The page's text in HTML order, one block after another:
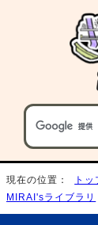
現在の位置： ト
MIRAI'sライブラリ